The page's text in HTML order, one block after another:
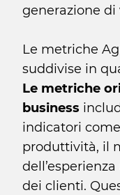
generazione di
Le metriche
suddivise in
Le metriche
business
indicatori come
produttività, il
dei clienti.